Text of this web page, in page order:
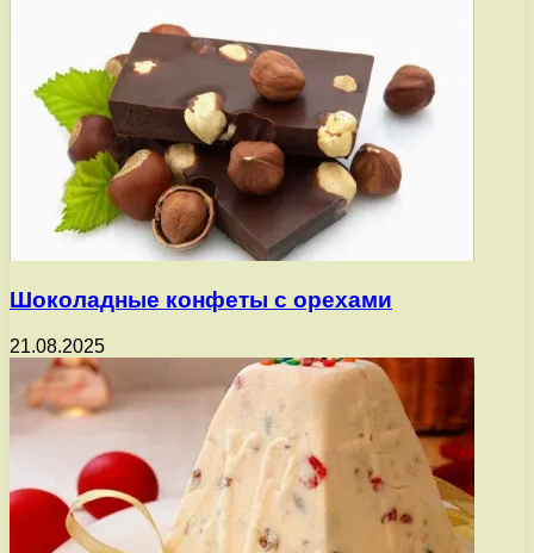
Шоколадные конфеты с орехами
21.08.2025